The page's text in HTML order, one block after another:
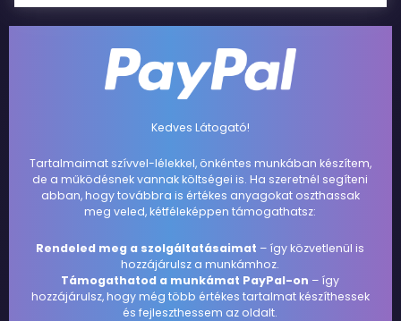
Kedves Látogató!
Tartalmaimat szívvel-lélekkel, önkéntes munkában készítem,
de a működésnek vannak költségei is. Ha szeretnél segíteni
abban, hogy továbbra is értékes anyagokat oszthassak
meg veled, kétféleképpen támogathatsz:
Rendeled meg a szolgáltatásaimat – így közvetlenül is
hozzájárulsz a munkámhoz.
Támogathatod a munkámat PayPal-on – így
hozzájárulsz, hogy még több értékes tartalmat készíthessek
és fejleszthessem az oldalt.